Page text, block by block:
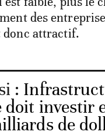
des
donc attractif.
:
investir
de